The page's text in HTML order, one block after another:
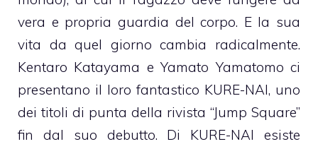
vera e propria guardia del corpo. E la sua
vita da quel giorno cambia radicalmente.
Kentaro Katayama e Yamato Yamatomo ci
presentano il loro fantastico KURE-NAI, uno
dei titoli di punta della rivista “Jump Square”
fin dal suo debutto. Di KURE-NAI esiste